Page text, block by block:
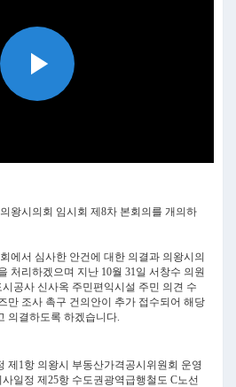
Play
Video
왕시의회 임시회 제8차 본회의를 개의하
에서 심사한 안건에 대한 의결과 의왕시의
처리하겠으며 지난 10월 31일 서창수 의원
공사 신사옥 주민편익시설 주민 의견 수
만 조사 촉구 건의안이 추가 접수되어 해당
의결하도록 하겠습니다.
제1항 의왕시 부동산가격공시위원회 운영
일정 제25항 수도권광역급행철도 C노선